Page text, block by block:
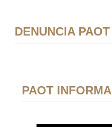
DENUNCIA PAOT
PAOT INFORMA